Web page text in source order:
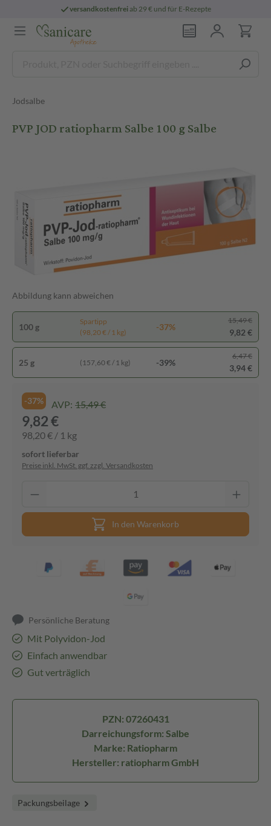
versandkostenfreiab 29 € und für E-Rezepte
Jodsalbe
PVP JOD ratiopharm Salbe 100 g Salbe
Abbildung kann abweichen
100 g
Spartipp
(98,20 € / 1 kg)
-37%
15,49 €
9,82 €
25 g (157,60 € / 1 kg) -39%
6,47 €
3,94 €
-37% AVP: 15,49 €
9,82 €
98,20 € / 1 kg
sofort lieferbar
Preise inkl. MwSt. ggf. zzgl. Versandkosten
In den Warenkorb
Persönliche Beratung
Mit Polyvidon-Jod
Einfach anwendbar
Gut verträglich
PZN: 07260431
Darreichungsform: Salbe
Marke: Ratiopharm
Hersteller: ratiopharm GmbH
Packungsbeilage